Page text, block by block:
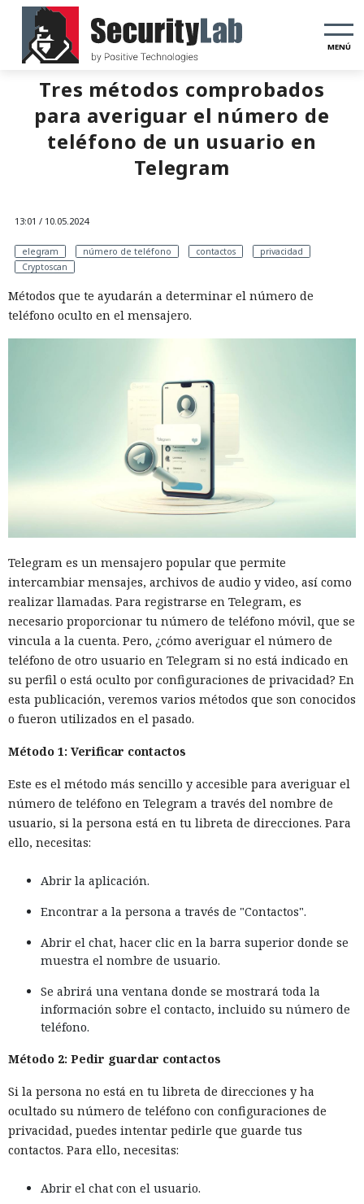
MENÚ
Tres métodos comprobados
para averiguar el número de
teléfono de un usuario en
Telegram
13:01 / 10.05.2024
elegram número de teléfono contactos
privacidad
Cryptoscan
Métodos que te ayudarán a determinar el número de
teléfono oculto en el mensajero.
Telegram es un mensajero popular que permite
intercambiar mensajes, archivos de audio y video, así como
realizar llamadas. Para registrarse en Telegram, es
necesario proporcionar tu número de teléfono móvil, que se
vincula a la cuenta. Pero, ¿cómo averiguar el número de
teléfono de otro usuario en Telegram si no está indicado en
su perfil o está oculto por configuraciones de privacidad? En
esta publicación, veremos varios métodos que son conocidos
o fueron utilizados en el pasado.
Método 1: Verificar contactos
Este es el método más sencillo y accesible para averiguar el
número de teléfono en Telegram a través del nombre de
usuario, si la persona está en tu libreta de direcciones. Para
ello, necesitas:
Abrir la aplicación.
Encontrar a la persona a través de "Contactos".
Abrir el chat, hacer clic en la barra superior donde se
muestra el nombre de usuario.
Se abrirá una ventana donde se mostrará toda la
información sobre el contacto, incluido su número de
teléfono.
Método 2: Pedir guardar contactos
Si la persona no está en tu libreta de direcciones y ha
ocultado su número de teléfono con configuraciones de
privacidad, puedes intentar pedirle que guarde tus
contactos. Para ello, necesitas:
Abrir el chat con el usuario.